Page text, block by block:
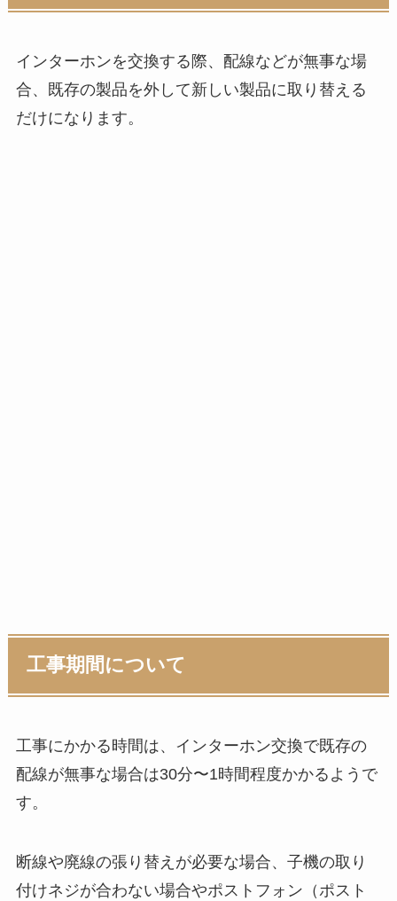
インターホンを交換する際、配線などが無事な場
合、既存の製品を外して新しい製品に取り替える
だけになります。
工事期間について
工事にかかる時間は、インターホン交換で既存の
配線が無事な場合は30分〜1時間程度かかるようで
す。
断線や廃線の張り替えが必要な場合、子機の取り
付けネジが合わない場合やポストフォン（ポスト